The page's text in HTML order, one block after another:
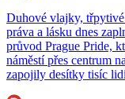
Duhové vlajky,
práva a lásku dnes
průvod Prague Pride,
náměstí přes centrum
zapojily desítky tisíc